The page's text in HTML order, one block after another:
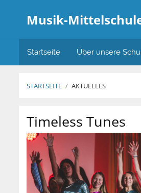
Musik-
Startseite Über unsere
STARTSEITE / AKTUELLES
Aktuelles
Timeless Tunes